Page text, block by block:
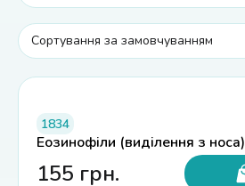
1834
Еозинофіли (виділення з носа)
155 грн.